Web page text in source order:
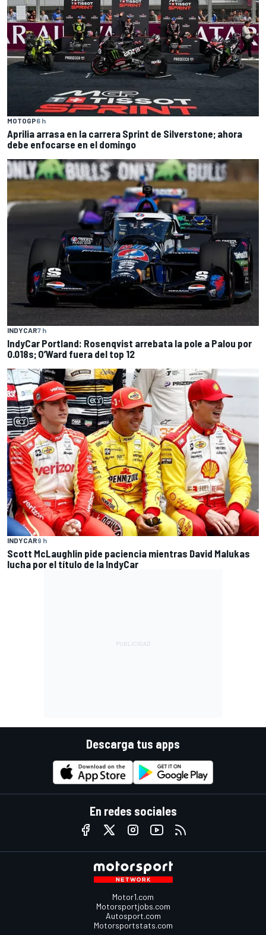
MOTOGP6 h
Aprilia arrasa en la carrera Sprint de Silverstone; ahora
debe enfocarse en el domingo
INDYCAR7 h
IndyCar Portland: Rosenqvist arrebata la pole a Palou por
0.018s; O’Ward fuera del top 12
INDYCAR9 h
Scott McLaughlin pide paciencia mientras David Malukas
lucha por el título de la IndyCar
Descarga tus apps
En redes sociales
Motor1.com
Motorsportjobs.com
Autosport.com
Motorsportstats.com